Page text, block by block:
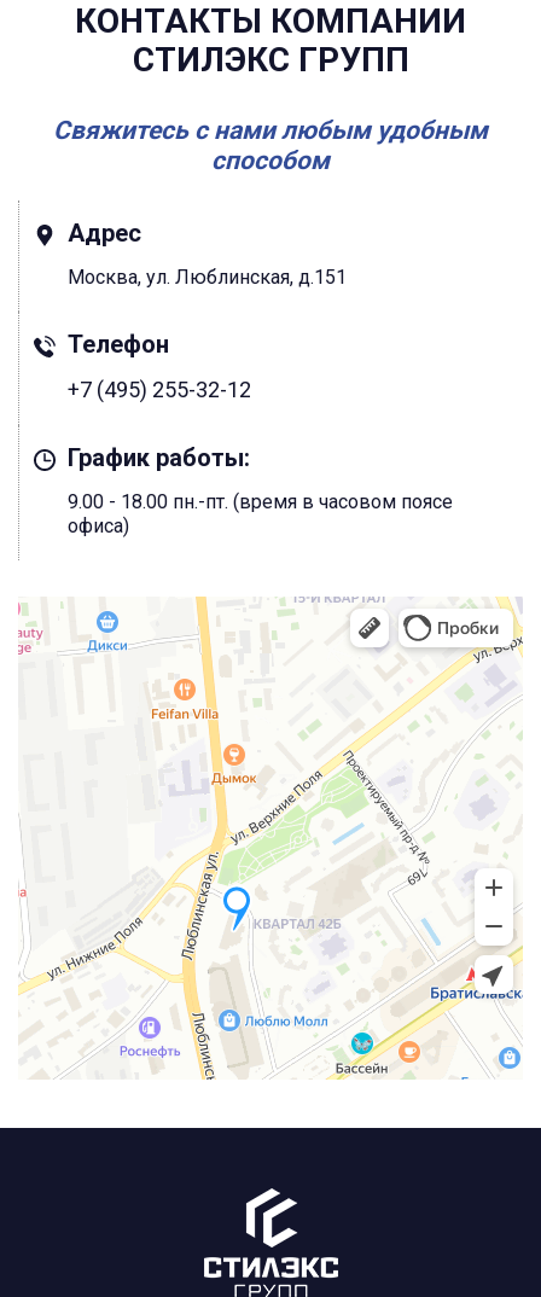
КОНТАКТЫ КОМПАНИИ
СТИЛЭКС ГРУПП
Свяжитесь с нами любым удобным
способом
Адрес
Москва, ул. Люблинская, д.151
Телефон
+7 (495) 255-32-12
График работы:
9.00 - 18.00 пн.-пт. (время в часовом поясе
офиса)